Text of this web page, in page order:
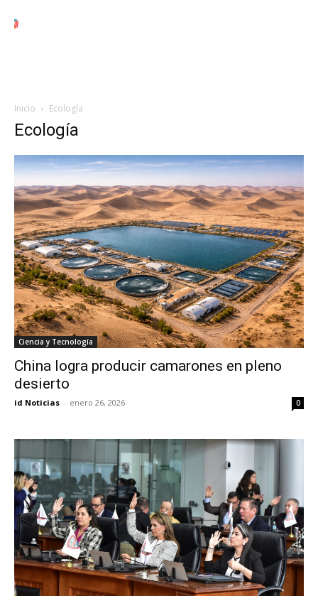
Inicio Ecología
Ecología
Ciencia y Tecnología
China logra producir camarones en pleno
desierto
id Noticias - enero 26, 2026 0